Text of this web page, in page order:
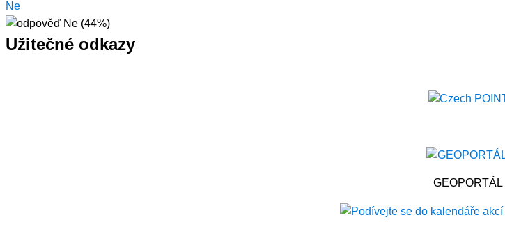
Ne
Užitečné odkazy
GEOPORTÁL